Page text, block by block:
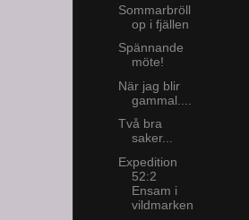
Sommarbröll
op i fjällen
Spännande
möte!
När jag blir
gammal....
Två bra
saker...
Expedition
52:2
Ensam i
vildmarken